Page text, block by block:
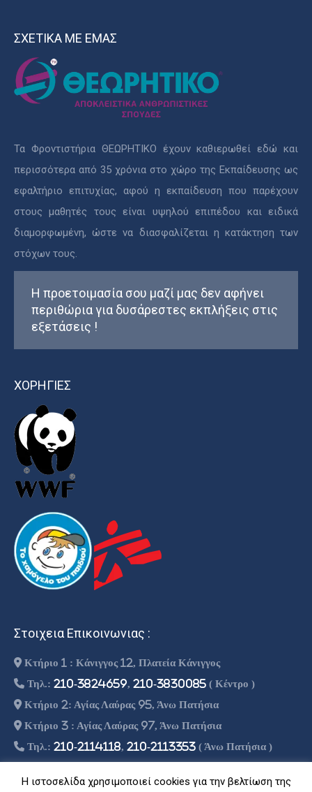
ΣΧΕΤΙΚΑ ΜΕ ΕΜΑΣ
Τα Φροντιστήρια ΘΕΩΡΗΤΙΚΟ έχουν καθιερωθεί εδώ και
περισσότερα από 35 χρόνια στο χώρο της Εκπαίδευσης ως
εφαλτήριο επιτυχίας, αφού η εκπαίδευση που παρέχουν
στους μαθητές τους είναι υψηλού επιπέδου και ειδικά
διαμορφωμένη, ώστε να διασφαλίζεται η κατάκτηση των
στόχων τους.
Η προετοιμασία σου μαζί μας δεν αφήνει
περιθώρια για δυσάρεστες εκπλήξεις στις
εξετάσεις !
ΧΟΡΗΓΙΕΣ
Στοιχεια Επικοινωνιας :
Κτήριο 1 : Κάνιγγος 12, Πλατεία Κάνιγγος
Τηλ.: 210-3824659 210-3830085 ( Κέντρο )
Κτήριο 2: Αγίας Λαύρας 95, Άνω Πατήσια
Κτήριο 3 : Αγίας Λαύρας 97, Άνω Πατήσια
Τηλ.: 210-2114118 210-2113353 ( Άνω Πατήσια )
Η ιστοσελίδα χρησιμοποιεί cookies για την βελτίωση της